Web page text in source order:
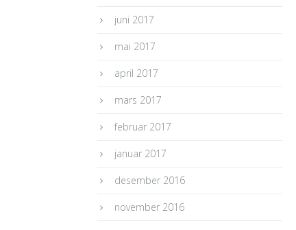
juni 2017
mai 2017
april 2017
mars 2017
februar 2017
januar 2017
desember 2016
november 2016